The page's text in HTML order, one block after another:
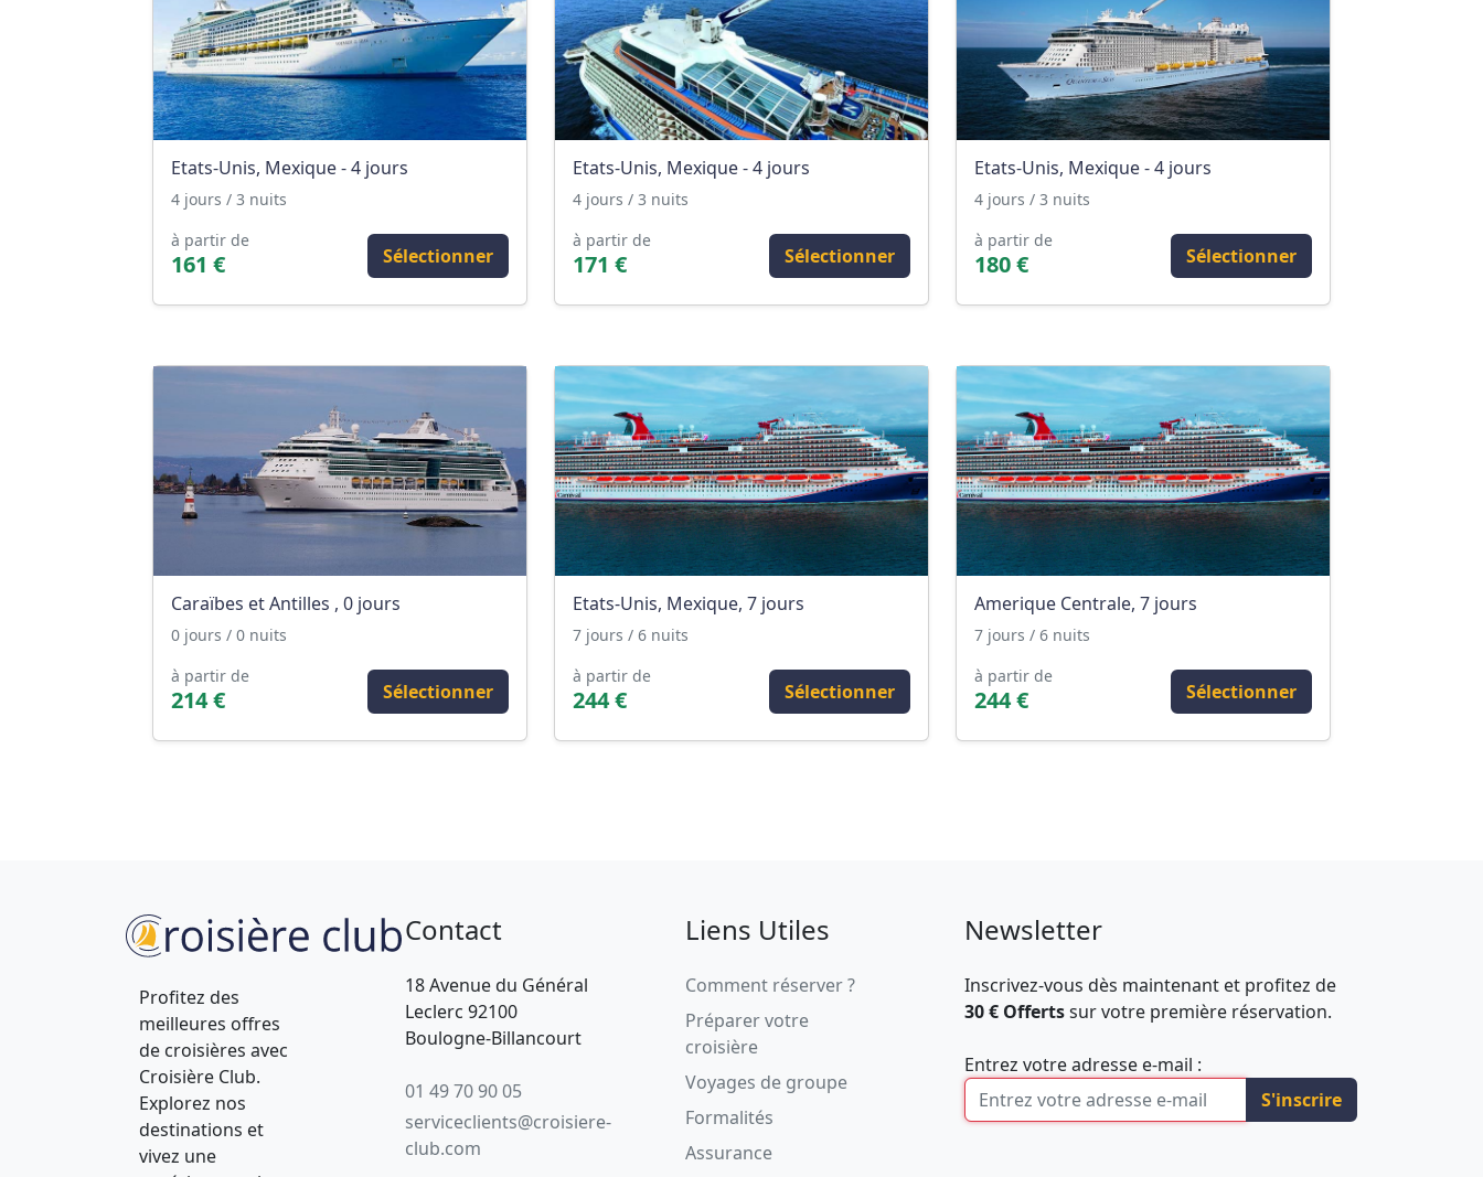
Etats-Unis, Mexique - 4 jours
4 jours / 3 nuits
à partir de
161 € Sélectionner
Etats-Unis, Mexique - 4 jours
4 jours / 3 nuits
à partir de
171 € Sélectionner
Etats-Unis, Mexique - 4 jours
4 jours / 3 nuits
à partir de
180 € Sélectionner
Caraïbes et Antilles , 0 jours
0 jours / 0 nuits
à partir de
214 € Sélectionner
Etats-Unis, Mexique, 7 jours
7 jours / 6 nuits
à partir de
244 € Sélectionner
Amerique Centrale, 7 jours
7 jours / 6 nuits
à partir de
244 € Sélectionner
Profitez des
meilleures offres
de croisières avec
Croisière Club.
Explorez nos
destinations et
vivez une
Contact
18 Avenue du Général
Leclerc 92100
Boulogne-Billancourt
01 49 70 90 05
serviceclients@croisiere-
club.com
Liens Utiles
Comment réserver ?
Préparer votre
croisière
Voyages de groupe
Formalités
Assurance
Newsletter
Inscrivez-vous dès maintenant et profitez de
30 € Offertssur votre première réservation.
Entrez votre adresse e-mail :
S'inscrire